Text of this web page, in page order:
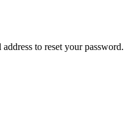
to reset your password.